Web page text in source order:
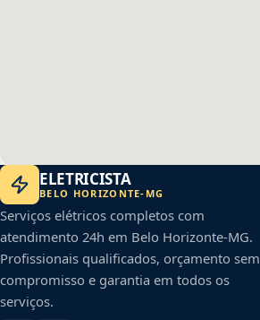
ELETRICISTA
BELO HORIZONTE- MG
Serviços elétricos completos com
atendimento 24h em Belo Horizonte-MG.
Profissionais qualificados, orçamento sem
compromisso e garantia em todos os
serviços.